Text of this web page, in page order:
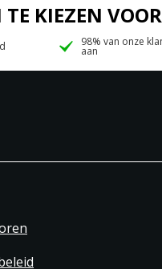
KIEZEN
98% van onze
aan